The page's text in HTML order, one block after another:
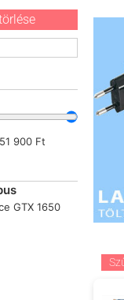
900 Ft
GTX 1650